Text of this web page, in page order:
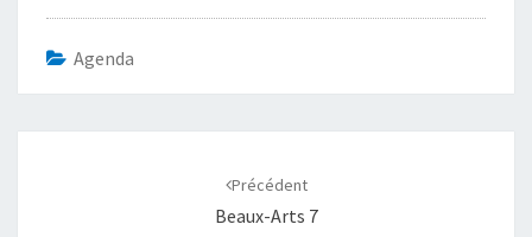
Agenda
Précédent
Beaux-Arts 7